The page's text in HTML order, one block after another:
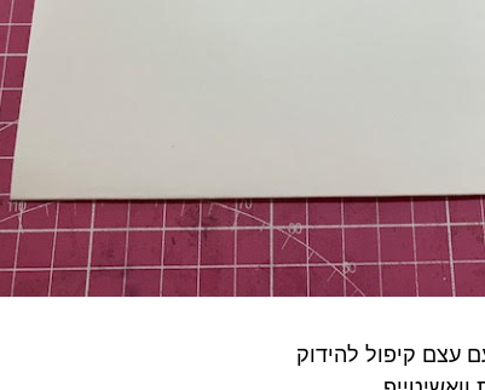
עצם קיפול להידוק